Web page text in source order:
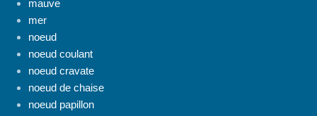
mauve
mer
noeud
noeud coulant
noeud cravate
noeud de chaise
noeud papillon